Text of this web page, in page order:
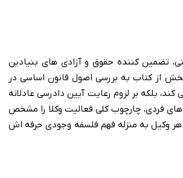
تضمین کننده حقوق و آزادی های بنیادین
بخش از کتاب به بررسی اصول قانون اساسی در
بلکه بر لزوم رعایت آیین دادرسی عادلانه
فردی، چارچوب کلی فعالیت وکلا را مشخص
هر وکیل به منزله فهم فلسفه وجودی حرفه اش